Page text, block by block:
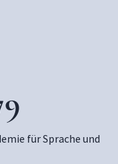
für Sprache und